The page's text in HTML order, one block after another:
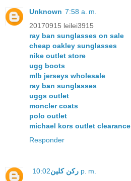
Unknown 7:58 a. m.
20170915 leilei3915
ray ban sunglasses on sale
cheap oakley sunglasses
nike outlet store
ugg boots
mlb jerseys wholesale
ray ban sunglasses
uggs outlet
moncler coats
polo outlet
michael kors outlet clearance
Responder
ركن كلين 10:02 p. m.